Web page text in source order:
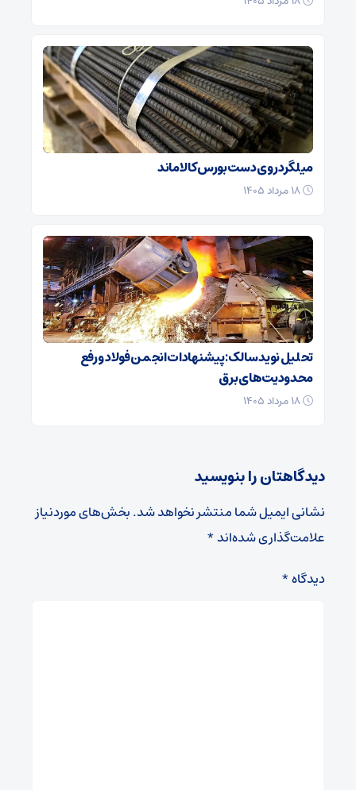
میلگرد روی دست بورس کالا ماند
تحلیل نوید سالک: پیشنهادات انجمن فولاد و رفع
محدودیت‌های برق
دیدگاهتان را بنویسید
نشانی ایمیل شما منتشر نخواهد شد.بخش‌های موردنیاز
علامت‌گذاری شده‌اند*
دیدگاه*